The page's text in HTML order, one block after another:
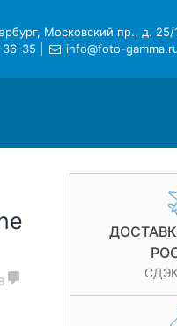
Московский пр., д. 25/
36-35
info@foto-
МОЙ